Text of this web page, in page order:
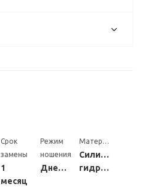
Срок
замены
1
месяц
Режим
ношения
Дневной
Материал
Силикон-
гидрогель